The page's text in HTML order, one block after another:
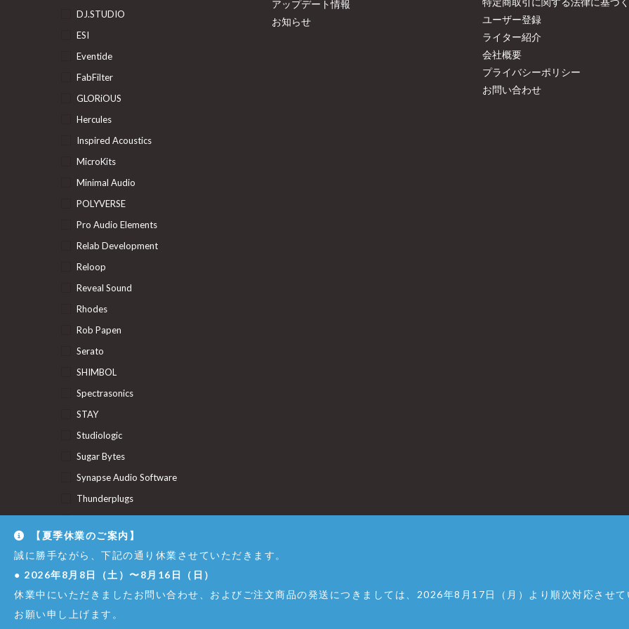
DJ.STUDIO
ESI
Eventide
FabFilter
GLORiOUS
Hercules
Inspired Acoustics
MicroKits
Minimal Audio
POLYVERSE
Pro Audio Elements
Relab Development
Reloop
Reveal Sound
Rhodes
Rob Papen
Serato
SHIMBOL
Spectrasonics
STAY
Studiologic
Sugar Bytes
Synapse Audio Software
Thunderplugs
Union Audio
Uncategorized
アップデート情報
お知らせ
ユーザー登録
ライター紹介
会社概要
プライバシーポリシー
お問い合わせ
© Copyright - Dirigent GINZA JUJIYA Co.,Ltd. All Right Reserved.
株式会社銀座十字屋 - 東京都公安委員会 第301065402307号
【夏季休業のご案内】
誠に勝手ながら、下記の通り休業させていただきます。
● 2026年8月8日（土）〜8月16日（日）
休業中にいただきましたお問い合わせ、およびご注文商品の発送につきましては、2026年8月17日（月）より順次対応させ
お願い申し上げます。